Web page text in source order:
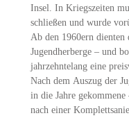
Insel. In Kriegszeiten
schließen und wurde
Ab den 1960ern dienten
Jugendherberge – und
jahrzehntelang eine
Nach dem Auszug der
in die Jahre
nach einer